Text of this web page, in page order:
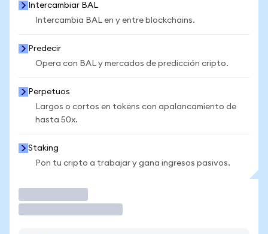
Intercambiar BAL
Intercambia BAL en y entre blockchains.
Predecir
Opera con BAL y mercados de predicción cripto.
Perpetuos
Largos o cortos en tokens con apalancamiento de
hasta 50x.
Staking
Pon tu cripto a trabajar y gana ingresos pasivos.